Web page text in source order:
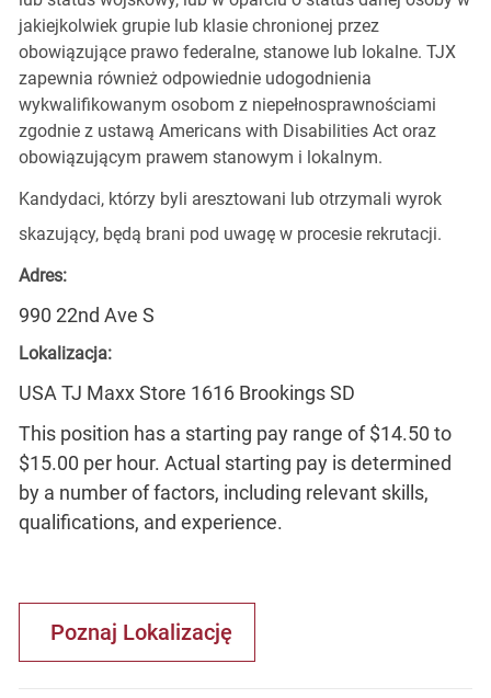
jakiejkolwiek grupie lub klasie chronionej przez
obowiązujące prawo federalne, stanowe lub lokalne. TJX
zapewnia również odpowiednie udogodnienia
wykwalifikowanym osobom z niepełnosprawnościami
zgodnie z ustawą Americans with Disabilities Act oraz
obowiązującym prawem stanowym i lokalnym.
Kandydaci, którzy byli aresztowani lub otrzymali wyrok
skazujący, będą brani pod uwagę w procesie rekrutacji.
Adres:
990 22nd Ave S
Lokalizacja:
USA TJ Maxx Store 1616 Brookings SD
This position has a starting pay range of $14.50 to
$15.00 per hour. Actual starting pay is determined
by a number of factors, including relevant skills,
qualifications, and experience.
Poznaj Lokalizację